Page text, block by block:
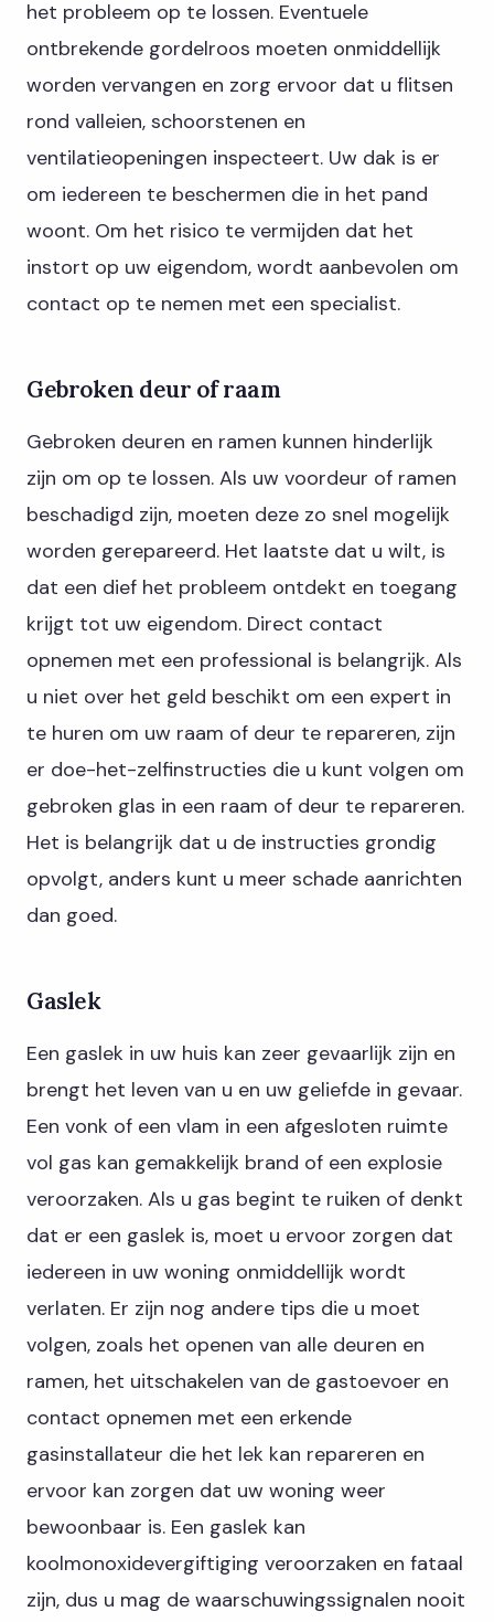
het probleem op te lossen. Eventuele
ontbrekende gordelroos moeten onmiddellijk
worden vervangen en zorg ervoor dat u flitsen
rond valleien, schoorstenen en
ventilatieopeningen inspecteert. Uw dak is er
om iedereen te beschermen die in het pand
woont. Om het risico te vermijden dat het
instort op uw eigendom, wordt aanbevolen om
contact op te nemen met een specialist.
Gebroken deur of raam
Gebroken deuren en ramen kunnen hinderlijk
zijn om op te lossen. Als uw voordeur of ramen
beschadigd zijn, moeten deze zo snel mogelijk
worden gerepareerd. Het laatste dat u wilt, is
dat een dief het probleem ontdekt en toegang
krijgt tot uw eigendom. Direct contact
opnemen met een professional is belangrijk. Als
u niet over het geld beschikt om een ​​expert in
te huren om uw raam of deur te repareren, zijn
er doe-het-zelfinstructies die u kunt volgen om
gebroken glas in een raam of deur te repareren.
Het is belangrijk dat u de instructies grondig
opvolgt, anders kunt u meer schade aanrichten
dan goed.
Gaslek
Een gaslek in uw huis kan zeer gevaarlijk zijn en
brengt het leven van u en uw geliefde in gevaar.
Een vonk of een vlam in een afgesloten ruimte
vol gas kan gemakkelijk brand of een explosie
veroorzaken. Als u gas begint te ruiken of denkt
dat er een gaslek is, moet u ervoor zorgen dat
iedereen in uw woning onmiddellijk wordt
verlaten. Er zijn nog andere tips die u moet
volgen, zoals het openen van alle deuren en
ramen, het uitschakelen van de gastoevoer en
contact opnemen met een erkende
gasinstallateur die het lek kan repareren en
ervoor kan zorgen dat uw woning weer
bewoonbaar is. Een gaslek kan
koolmonoxidevergiftiging veroorzaken en fataal
zijn, dus u mag de waarschuwingssignalen nooit